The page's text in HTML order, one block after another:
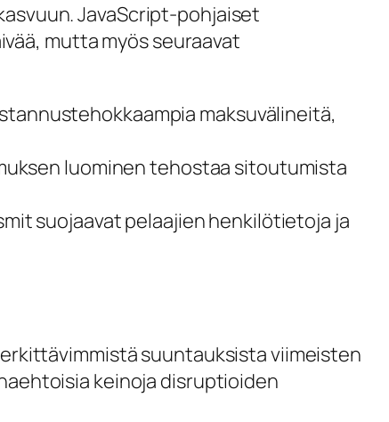
JavaScript-pohjaiset
mutta myös seuraavat
maksuvälineitä,
luominen tehostaa sitoutumista
suojaavat pelaajien henkilötietoja ja
suuntauksista viimeisten
keinoja disruptioiden